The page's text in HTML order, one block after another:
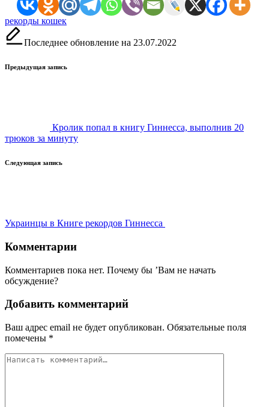
Метки:
рекорды кошек
Последнее обновление на 23.07.2022
Навигация
Предыдущая запись
Кролик попал в книгу Гиннесса, выполнив 20
трюков за минуту
Следующая запись
Украинцы в Книге рекордов Гиннесса
Комментарии
Комментариев пока нет. Почему бы ’Вам не начать
обсуждение?
Добавить комментарий
Ваш адрес email не будет опубликован. Обязательные поля
помечены *